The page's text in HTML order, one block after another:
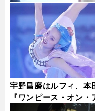
宇野昌磨はルフィ、
『ワンピース・オン